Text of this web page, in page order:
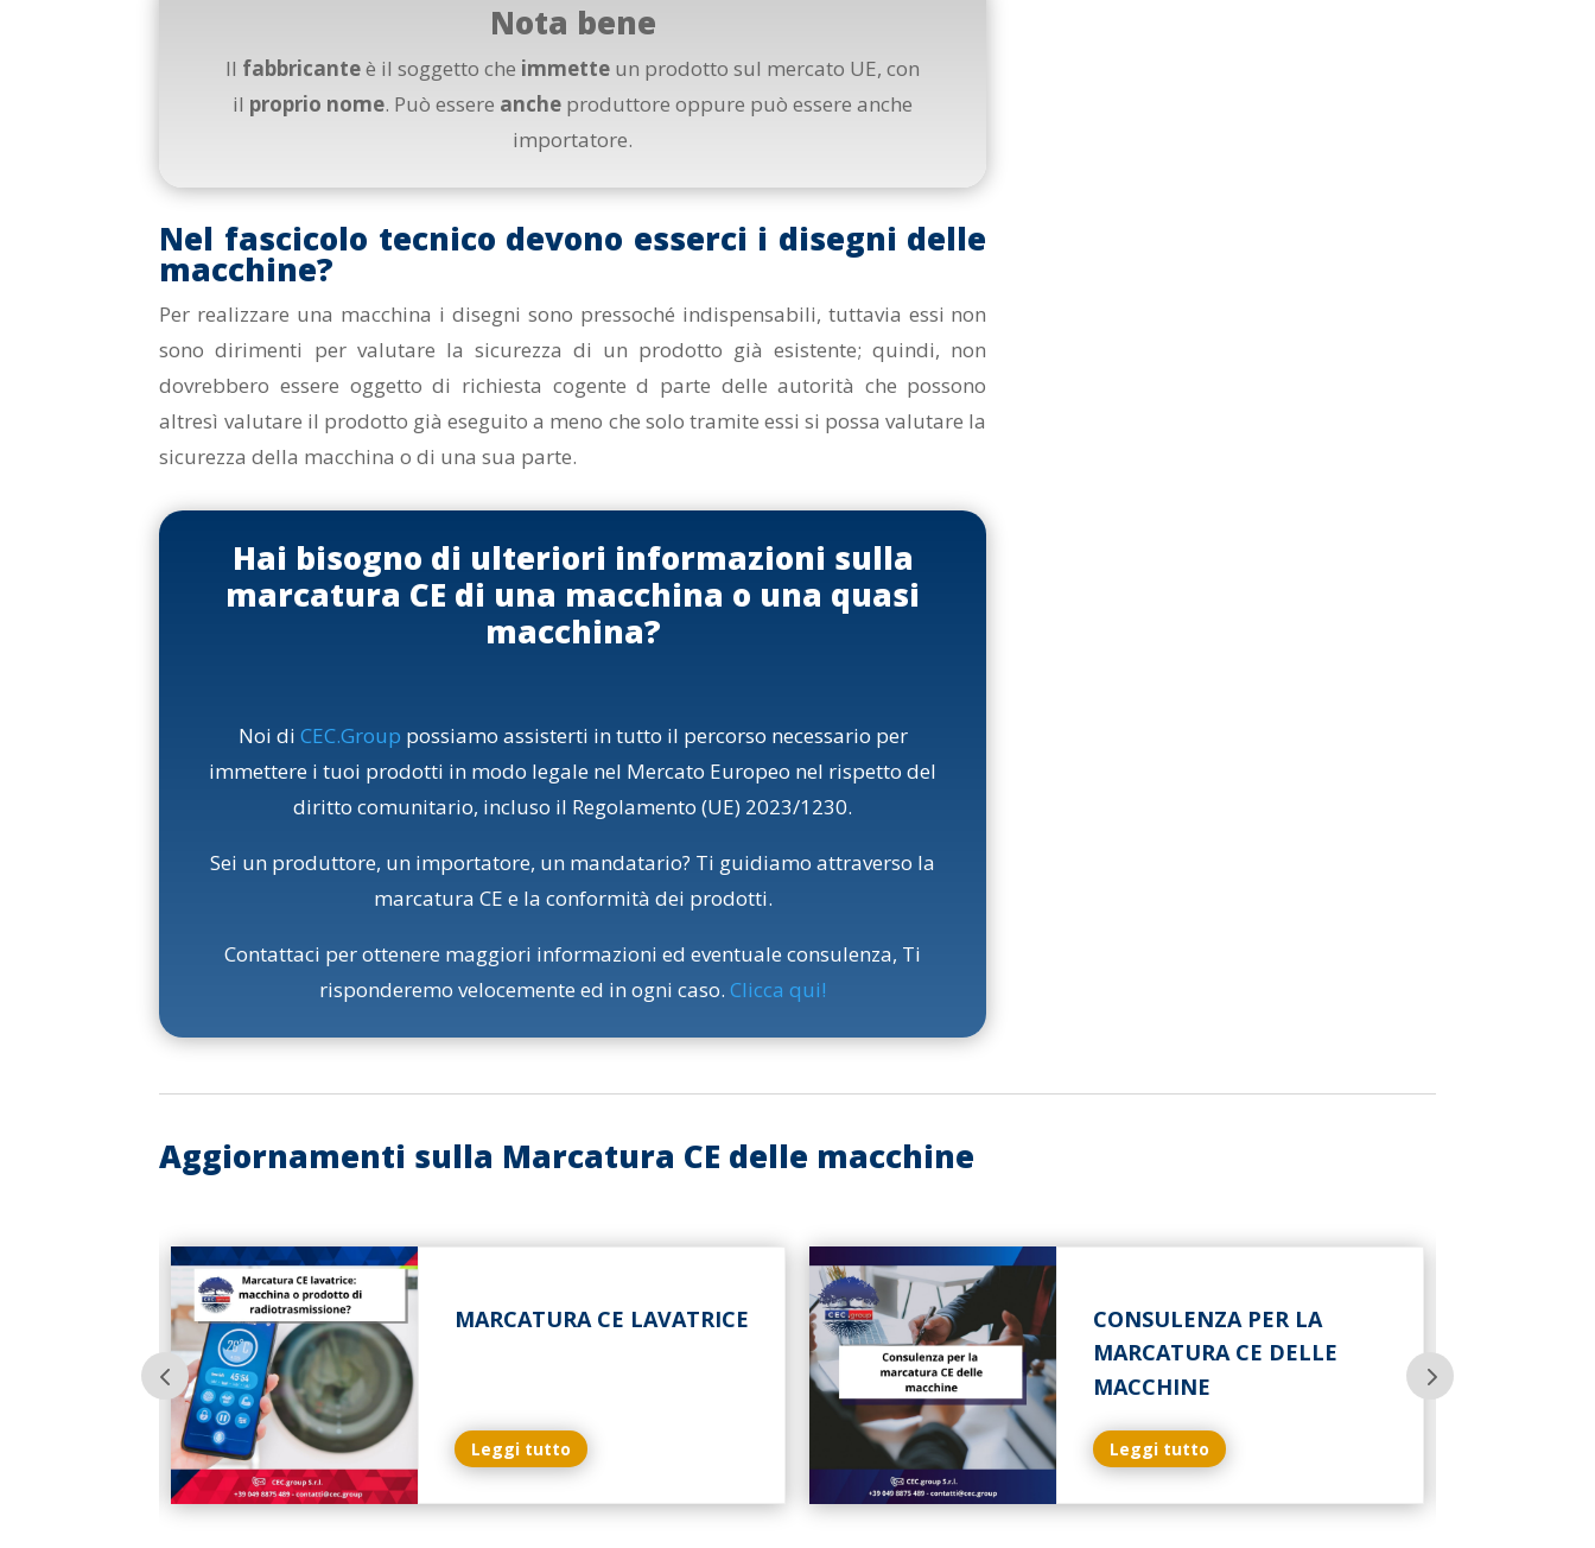
Nota bene
Il fabbricanteè il soggetto che immette un prodotto sul mercato UE, con
il proprio nome. Può essere anche produttore oppure può essere anche
importatore.
Nel fascicolo tecnico devono esserci i disegni delle
macchine?
Per realizzare una macchina i disegni sono pressoché indispensabili, tuttavia essi non
sono dirimenti per valutare la sicurezza di un prodotto già esistente; quindi, non
dovrebbero essere oggetto di richiesta cogente d parte delle autorità che possono
altresì valutare il prodotto già eseguito a meno che solo tramite essi si possa valutare la
sicurezza della macchina o di una sua parte.
Hai bisogno di ulteriori informazioni sulla
marcatura CE di una macchina o una quasi
macchina?
Noi di CEC.Group possiamo assisterti in tutto il percorso necessario per
immettere i tuoi prodotti in modo legale nel Mercato Europeo nel rispetto del
diritto comunitario, incluso il Regolamento (UE) 2023/1230.
Sei un produttore, un importatore, un mandatario? Ti guidiamo attraverso la
marcatura CE e la conformità dei prodotti.
Contattaci per ottenere maggiori informazioni ed eventuale consulenza, Ti
risponderemo velocemente ed in ogni caso.Clicca qui!
Aggiornamenti sulla Marcatura CE delle macchine
MARCATURA CE LAVATRICE
Leggi tutto
CONSULENZA PER LA
MARCATURA CE DELLE
MACCHINE
Leggi tutto